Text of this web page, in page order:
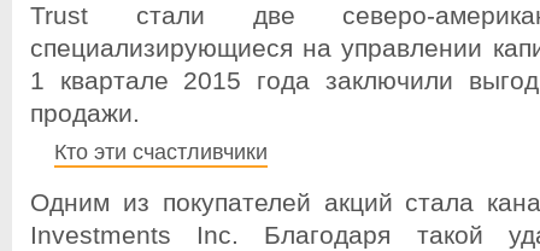
Trust стали две северо-
специализирующиеся на управлении
1 квартале 2015 года заключили
продажи.
Кто эти счастливчики
Одним из покупателей акций стала
Investments Inc. Благодаря такой